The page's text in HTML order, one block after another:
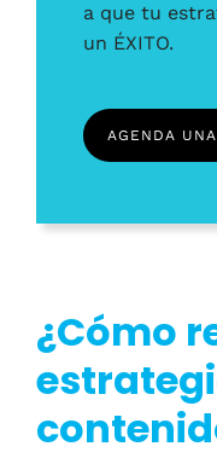
a que tu
un ÉXITO.
AGENDA
¿Cómo